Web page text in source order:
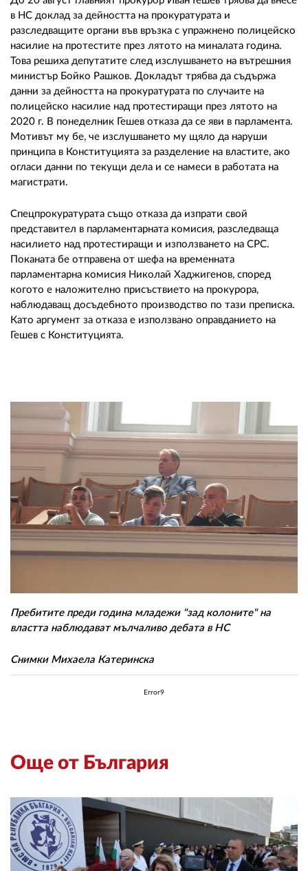
в НС доклад за дейността на прокуратурата и
разследващите органи във връзка с упражнено полицейско
насилие на протестите през лятото на миналата година.
Това решиха депутатите след изслушването на вътрешния
министър Бойко Рашков. Докладът трябва да съдържа
данни за дейността на прокуратурата по случаите на
полицейско насилие над протестиращи през лятото на
2020 г. В понеделник Гешев отказа да се яви в парламента.
Мотивът му бе, че изслушването му щяло да наруши
принципа в Конституцията за разделение на властите, ако
огласи данни по текущи дела и се намеси в работата на
магистрати.
Спецпрокуратурата също отказа да изпрати свой
представител в парламентарната комисия, разследваща
насилието над протестиращи и използването на СРС.
Поканата бе отправена от шефа на временната
парламентарна комисия Николай Хаджигенов, според
когото е наложително присъствието на прокурора,
наблюдаващ досъдебното производство по тази преписка.
Като аргумент за отказа е използвано оправданието на
Гешев с Конституцията.
Пребитите преди година младежи "зад колоните" на
властта наблюдават мълчаливо дебата в НС
Снимки Михаела Катеринска
Error9
Още от България